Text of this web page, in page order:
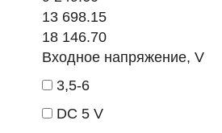
13 698.15
18 146.70
Входное напряжение, V
3,5-6
DC 5 V